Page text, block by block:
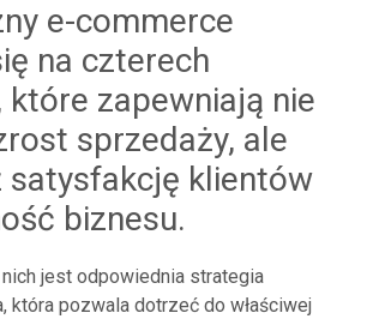
e-commerce
na czterech
które zapewniają nie
sprzedaży, ale
satysfakcję klientów
biznesu.
jest odpowiednia strategia
która pozwala dotrzeć do właściwej